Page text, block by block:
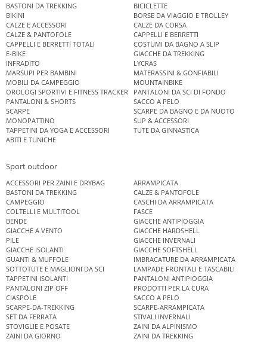
BASTONI DA TREKKING
BICICLETTE
BIKINI
BORSE DA VIAGGIO E TROLLEY
CALZE E ACCESSORI
CALZE DA CORSA
CALZE & PANTOFOLE
CAPPELLI E BERRETTI
CAPPELLI E BERRETTI TOTALI
COSTUMI DA BAGNO A SLIP
E-BIKE
GIACCHE DA TREKKING
INFRADITO
LYCRAS
MARSUPI PER BAMBINI
MATERASSINI & GONFIABILI
MOBILI DA CAMPEGGIO
MOUNTAINBIKE
OROLOGI SPORTIVI E FITNESS TRACKER
PANTALONI DA SCI DI FONDO
PANTALONI & SHORTS
SACCO A PELO
SCARPE
SCARPE DA BAGNO E DA NUOTO
MONOPATTINO
SUP & ACCESSORI
TAPPETINI DA YOGA E ACCESSORI
TUTE DA GINNASTICA
ABITI E TUNICHE
Sport outdoor
ACCESSORI PER ZAINI E DRYBAG
ARRAMPICATA
BASTONI DA TREKKING
CALZE & PANTOFOLE
CAMPEGGIO
CASCHI DA ARRAMPICATA
COLTELLI E MULTITOOL
FASCE
BENDE
GIACCHE ANTIPIOGGIA
GIACCHE A VENTO
GIACCHE HARDSHELL
PILE
GIACCHE INVERNALI
GIACCHE ISOLANTI
GIACCHE SOFTSHELL
GUANTI & MUFFOLE
IMBRACATURE DA ARRAMPICATA
SOTTOTUTE E MAGLIONI DA SCI
LAMPADE FRONTALI E TASCABILI
TAPPETINI ISOLANTI
PANTALONI ANTIPIOGGIA
PANTALONI ZIP OFF
PRODOTTI PER LA CURA
CIASPOLE
SACCO A PELO
SCARPE-DA-TREKKING
SCARPE-ARRAMPICATA
SET DA FERRATA
STIVALI INVERNALI
STOVIGLIE E POSATE
ZAINI DA ALPINISMO
ZAINI DA GIORNO
ZAINI DA TREKKING